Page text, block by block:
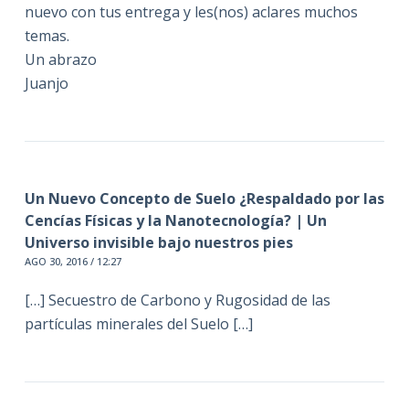
nuevo con tus entrega y les(nos) aclares muchos
temas.
Un abrazo
Juanjo
Un Nuevo Concepto de Suelo ¿Respaldado por las
Cencías Físicas y la Nanotecnología? | Un
Universo invisible bajo nuestros pies
AGO 30, 2016 / 12:27
[…] Secuestro de Carbono y Rugosidad de las
partículas minerales del Suelo […]